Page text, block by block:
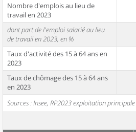
Nombre d'emplois au lieu de
travail en 2023
dont part de l'emploi salarié au lieu
de travail en 2023, en %
Taux d'activité des 15 à 64 ans en
2023
Taux de chômage des 15 à 64 ans
en 2023
Sources : Insee, RP2023 exploitation